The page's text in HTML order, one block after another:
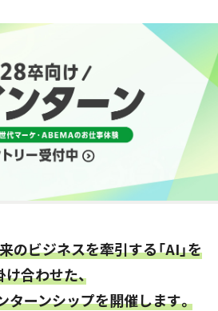
のビジネスを牽引する「AI」を
け合わせた、
ターンシップを開催します。